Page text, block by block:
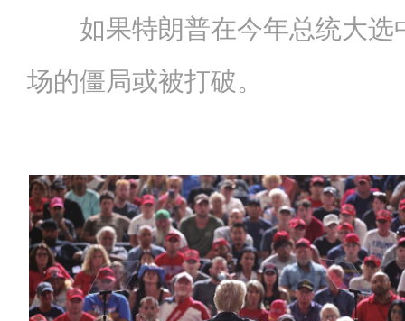
如果特朗普在今年总统大
场的僵局或被打破。